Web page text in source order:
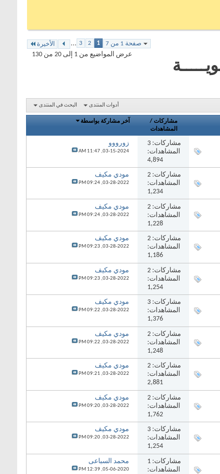
صفحة 1 من 7 1
2
3
... الأخيرة
عرض المواضيع من 1 إلى 20 من 130
أدوات المنتدى البحث في المنتدى
مشاركات/
المشاهدات
آخر مشاركة بواسطة
مشاركات: 3
المشاهدات:
4,894
زورووو
03-15-2024,
11:47 AM
مشاركات: 2
المشاهدات:
1,234
مودي مكيف
03-28-2022,
09:24 PM
مشاركات: 2
المشاهدات:
1,228
مودي مكيف
03-28-2022,
09:24 PM
مشاركات: 2
المشاهدات:
1,186
مودي مكيف
03-28-2022,
09:23 PM
مشاركات: 2
المشاهدات:
1,254
مودي مكيف
03-28-2022,
09:23 PM
مشاركات: 3
المشاهدات:
1,376
مودي مكيف
03-28-2022,
09:22 PM
مشاركات: 2
المشاهدات:
1,248
مودي مكيف
03-28-2022,
09:22 PM
مشاركات: 2
المشاهدات:
2,881
مودي مكيف
03-28-2022,
09:21 PM
مشاركات: 2
المشاهدات:
1,762
مودي مكيف
03-28-2022,
09:20 PM
مشاركات: 3
المشاهدات:
1,254
مودي مكيف
03-28-2022,
09:20 PM
مشاركات: 1
المشاهدات:
محمد السباعى
05-06-2020,
12:39 PM